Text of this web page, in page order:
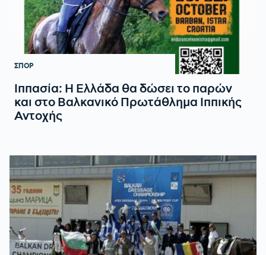
ΣΠΟΡ
Ιππασία: Η Ελλάδα θα δώσει το παρών
και στο Βαλκανικό Πρωτάθλημα Ιππικής
Αντοχής